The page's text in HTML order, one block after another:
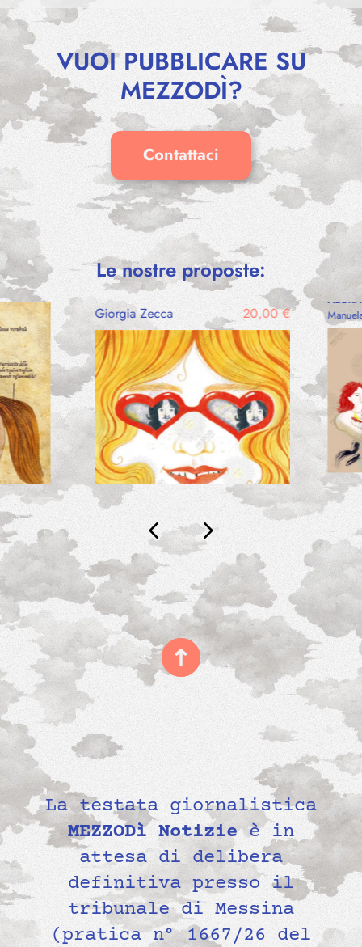
VUOI PUBBLICARE SU
MEZZODÌ?
Contattaci
Le nostre proposte:
BARBARA
Giorgia Zecca
20,00€
La testata giornalistica
MEZZODì Notizieè in
attesa di delibera
definitiva presso il
tribunale di Messina
(pratica n° 1667/26 del